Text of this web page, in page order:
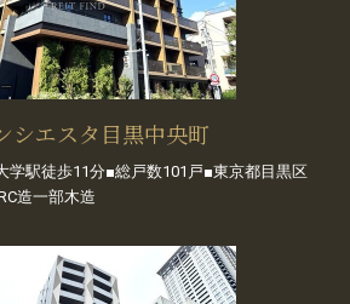
シエスタ目黒中央町
学駅徒歩11分■総戸数101戸■東京都目黒区
造一部木造